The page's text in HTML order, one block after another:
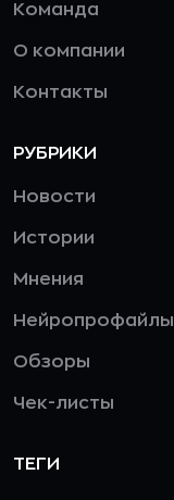
Команда
О компании
Контакты
РУБРИКИ
Новости
Истории
Мнения
Нейропрофайлы
Обзоры
Чек-листы
ТЕГИ